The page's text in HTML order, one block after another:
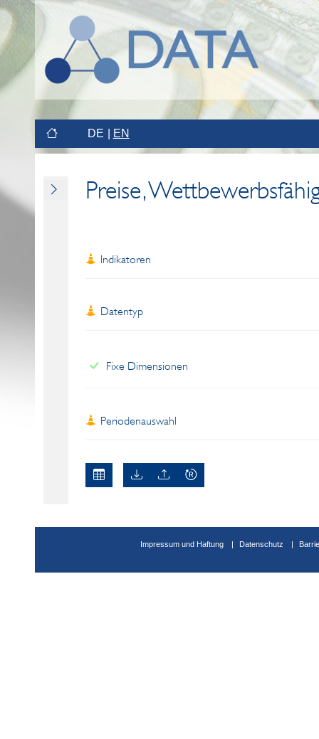
DE EN
Preise,
Indikatoren
Datentyp
Fixe Dimensionen
Periodenauswahl
Impressum und Haftung Datenschutz